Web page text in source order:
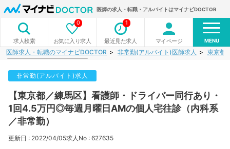
医師の求人・転職・アルバイトはマイナビDOCTOR
求人検索 お気に入り求人
0
最近見た求人
1
マイページ MENU
医師求人・転職のマイナビDOCTOR 非常勤(アルバイト)医師求人 東京都
非常勤(アルバイト)求人
【東京都／練馬区】看護師・ドライバー同行あり・
1回4.5万円◎毎週月曜日AMの個人宅往診（内科系
／非常勤）
更新日 : 2022/04/05求人No : 627635